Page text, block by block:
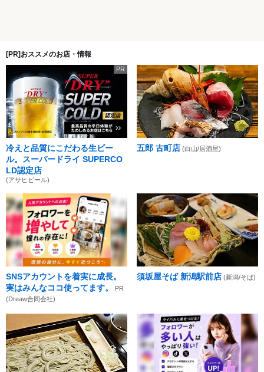
[PR]おススメのお店・情報
PR
冷えと品質にこだわる生ビー
ル。スーパードライ SUPERCO
LD認定店
(アサヒビール)
五郎 古町店 (白山/居酒屋)
SNSアカウントを着実に成長。
実はみんなココ使ってます。
PR
(Dreaw合同会社)
須坂屋そば 新潟駅前店 (新潟/そば)